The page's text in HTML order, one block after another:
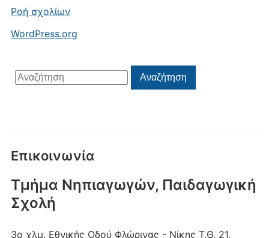
Ροή σχολίων
WordPress.org
Αναζήτηση
για:
Αναζήτηση
Επικοινωνία
Τμήμα Νηπιαγωγών, Παιδαγωγική
Σχολή
3ο χλμ. Εθνικής Οδού Φλώρινας - Νίκης Τ.Θ. 21,